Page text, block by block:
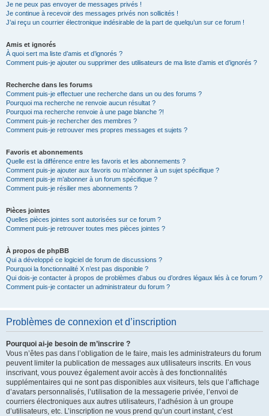
Je ne peux pas envoyer de messages privés !
Je continue à recevoir des messages privés non sollicités !
J’ai reçu un courrier électronique indésirable de la part de quelqu’un sur ce forum !
Amis et ignorés
À quoi sert ma liste d’amis et d’ignorés ?
Comment puis-je ajouter ou supprimer des utilisateurs de ma liste d’amis et d’ignorés ?
Recherche dans les forums
Comment puis-je effectuer une recherche dans un ou des forums ?
Pourquoi ma recherche ne renvoie aucun résultat ?
Pourquoi ma recherche renvoie à une page blanche ?!
Comment puis-je rechercher des membres ?
Comment puis-je retrouver mes propres messages et sujets ?
Favoris et abonnements
Quelle est la différence entre les favoris et les abonnements ?
Comment puis-je ajouter aux favoris ou m’abonner à un sujet spécifique ?
Comment puis-je m’abonner à un forum spécifique ?
Comment puis-je résilier mes abonnements ?
Pièces jointes
Quelles pièces jointes sont autorisées sur ce forum ?
Comment puis-je retrouver toutes mes pièces jointes ?
À propos de phpBB
Qui a développé ce logiciel de forum de discussions ?
Pourquoi la fonctionnalité X n’est pas disponible ?
Qui dois-je contacter à propos de problèmes d’abus ou d’ordres légaux liés à ce forum ?
Comment puis-je contacter un administrateur du forum ?
Problèmes de connexion et d’inscription
Pourquoi ai-je besoin de m’inscrire ?
Vous n’êtes pas dans l’obligation de le faire, mais les administrateurs du forum
peuvent limiter la publication de messages aux utilisateurs inscrits. En vous
inscrivant, vous pouvez également avoir accès à des fonctionnalités
supplémentaires qui ne sont pas disponibles aux visiteurs, tels que l’affichage
d’avatars personnalisés, l’utilisation de la messagerie privée, l’envoi de
courriers électroniques aux autres utilisateurs, l’adhésion à un groupe
d’utilisateurs, etc. L’inscription ne vous prend qu’un court instant, c’est